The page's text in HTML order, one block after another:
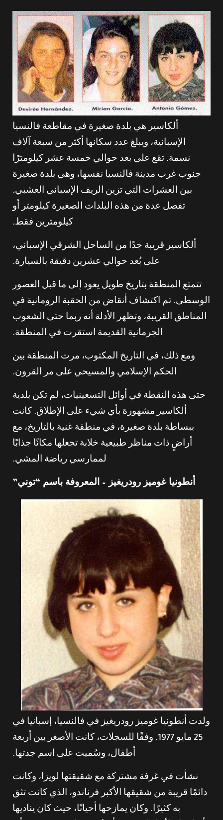
ألكاسير هي بلدة صغيرة في مقاطعة فالنسيا
الإسبانية، ويبلغ عدد سكانها أكثر من سبعة آلاف
نسمة. تقع على بعد حوالي خمسة عشر كيلومترًا
جنوب غرب مدينة فالنسيا نفسها، وهي بلدة صغيرة
بين العشرات التي تزين الريف الإسباني العشبي.
تفصل عدة من هذه البلدات الصغيرة كيلومتر أو
كيلومترين فقط.
ألكاسير قريبة جدًا من الساحل الشرقي الإسباني،
على بُعد حوالي عشرين دقيقة بالسيارة.
تتمتع المنطقة بتاريخ طويل يعود إلى ما قبل العصور
الوسطى. تم اكتشاف أنقاض من الحقبة الرومانية في
المناطق القريبة، وتظهر الأدلة أنه ربما حتى الشعوب
الجرمانية القديمة استقرت في المنطقة.
ومع ذلك، في التاريخ المكتوب، مرت المنطقة بين
الحكم الإسلامي والمسيحي على مر القرون.
حتى هذه النقطة في أوائل التسعينيات، لم تكن بلدية
ألكاسير مشهورة بأي شيء على الإطلاق. كانت
ببساطة بلدة صغيرة، في منطقة غنية بالتاريخ، مع
أراضٍ ذات مناظر طبيعية خلابة تجعلها مكانًا جذابًا
لممارسي رياضة المشي.
أنطونيا غوميز رودريغيز – المعروفة باسم “توني”
ولدت أنطونيا غوميز رودريغيز في فالنسيا، إسبانيا في
25 مايو 1977. وفقًا للسجلات، كانت الأصغر بين أربعة
أطفال، وسُميت على اسم جدتها.
نشأت في غرفة مشتركة مع شقيقتها لويزا، وكانت
دائمًا قريبة من شقيقها الأكبر فرناندو، الذي كانت تثق
به كثيرًا. وكان يمازحها أحيانًا، حيث كان يناديها